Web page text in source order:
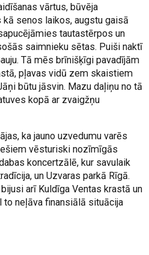
vārtus, būvēja
senos laikos, augstu gaisā
tautastērpos un
saimnieku sētas. Puiši naktī
Tā mēs brīnišķīgi pavadījām
pļavas vidū zem skaistiem
būtu jāsvin. Mazu daļiņu no tā
kopā ar zvaigžņu
ka jauno uzvedumu varēs
vēsturiski nozīmīgās
koncertzālē, kur savulaik
un Uzvaras parkā Rīgā.
arī Kuldīga Ventas krastā un
neļāva finansiālā situācija